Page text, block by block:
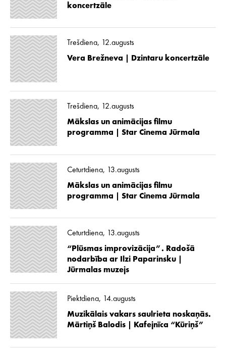
koncertzāle
Trešdiena, 12.augusts
Vera Brežneva | Dzintaru koncertzāle
Trešdiena, 12.augusts
Mākslas un animācijas filmu
programma | Star Cinema Jūrmala
Ceturtdiena, 13.augusts
Mākslas un animācijas filmu
programma | Star Cinema Jūrmala
Ceturtdiena, 13.augusts
“Plūsmas improvizācija”. Radošā
nodarbība ar Ilzi Paparinsku |
Jūrmalas muzejs
Piektdiena, 14.augusts
Muzikālais vakars saulrieta noskaņās.
Mārtiņš Balodis | Kafejnīca “Kūriņš”